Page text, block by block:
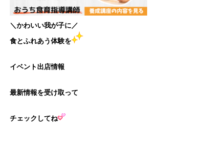
＼かわいい我が子に／
食とふれあう体験を
イベント出店情報
最新情報を受け取って
チェックしてね